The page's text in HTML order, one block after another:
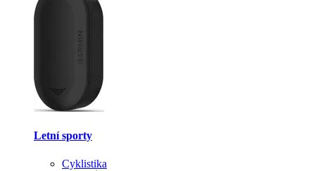
Letní sporty
Cyklistika